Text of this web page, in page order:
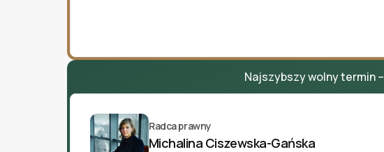
Najszybszy wolny termin –
Radca prawny
Michalina Ciszewska-Gańska